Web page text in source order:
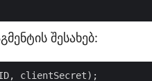
შესახებ: